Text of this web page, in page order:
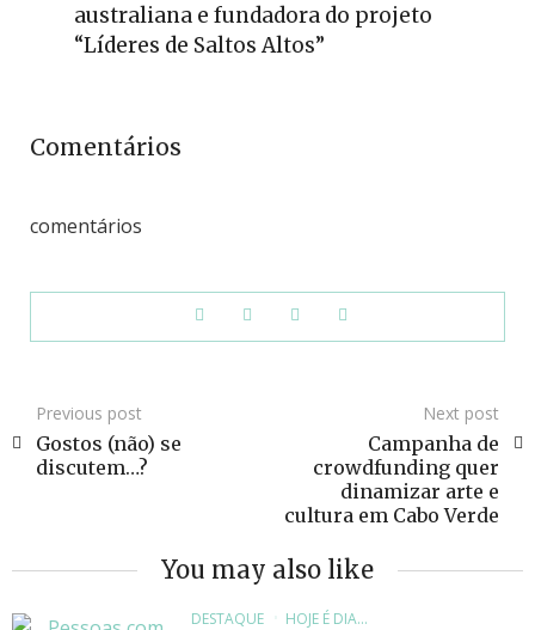
australiana e fundadora do projeto
“Líderes de Saltos Altos”
Comentários
comentários
Previous post
Gostos (não) se
discutem…?
Next post
Campanha de
crowdfunding quer
dinamizar arte e
cultura em Cabo Verde
You may also like
DESTAQUE HOJE É DIA...